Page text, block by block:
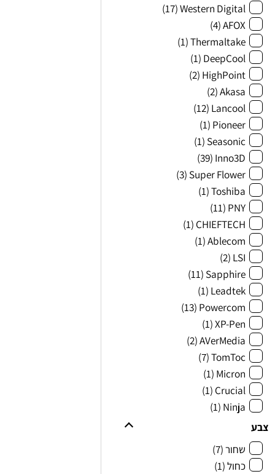
Western Digital
(17)
AFOX
(4)
Thermaltake
(1)
DeepCool
(1)
HighPoint
(2)
Akasa
(2)
Lancool
(12)
Pioneer
(1)
Seasonic
(1)
Inno3D
(39)
Super Flower
(3)
Toshiba
(1)
PNY
(11)
CHIEFTECH
(1)
Ablecom
(1)
LSI
(2)
Sapphire
(11)
Leadtek
(1)
Powercom
(13)
XP-Pen
(1)
AVerMedia
(2)
TomToc
(7)
Micron
(1)
Crucial
(1)
Ninja
(1)
צבע
שחור(7)
כחול(1)